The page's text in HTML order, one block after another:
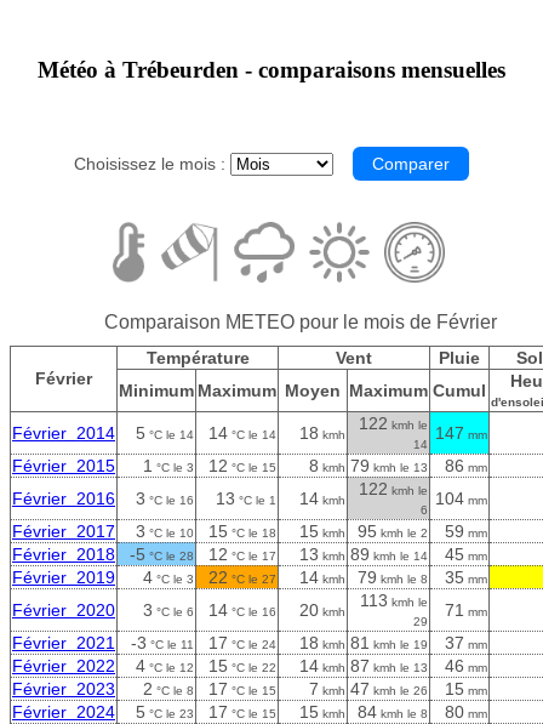
Météo à Trébeurden - comparaisons mensuelles
Choisissez le mois :
Comparaison METEO pour le mois de Février
Février
Température Vent Pluie
Minimum Maximum Moyen Maximum Cumul
Février 2014 5 °C le 14 14 °C le 14 18 kmh
122 kmh le
14
147 mm
Février 2015 1 °C le 3 12 °C le 15 8 kmh 79 kmh le 13 86 mm
Février 2016 3 °C le 16 13 °C le 1 14 kmh
122 kmh le
6
104 mm
Février 2017 3 °C le 10 15 °C le 18 15 kmh 95 kmh le 2 59 mm
Février 2018 -5 °C le 28 12 °C le 17 13 kmh 89 kmh le 14 45 mm
Février 2019 4 °C le 3 22 °C le 27 14 kmh 79 kmh le 8 35 mm
Février 2020 3 °C le 6 14 °C le 16 20 kmh
113 kmh le
29
71 mm
Février 2021 -3 °C le 11 17 °C le 24 18 kmh 81 kmh le 19 37 mm
Février 2022 4 °C le 12 15 °C le 22 14 kmh 87 kmh le 13 46 mm
Février 2023 2 °C le 8 17 °C le 15 7 kmh 47 kmh le 26 15 mm
Février 2024 5 °C le 23 17 °C le 15 15 kmh 84 kmh le 8 80 mm